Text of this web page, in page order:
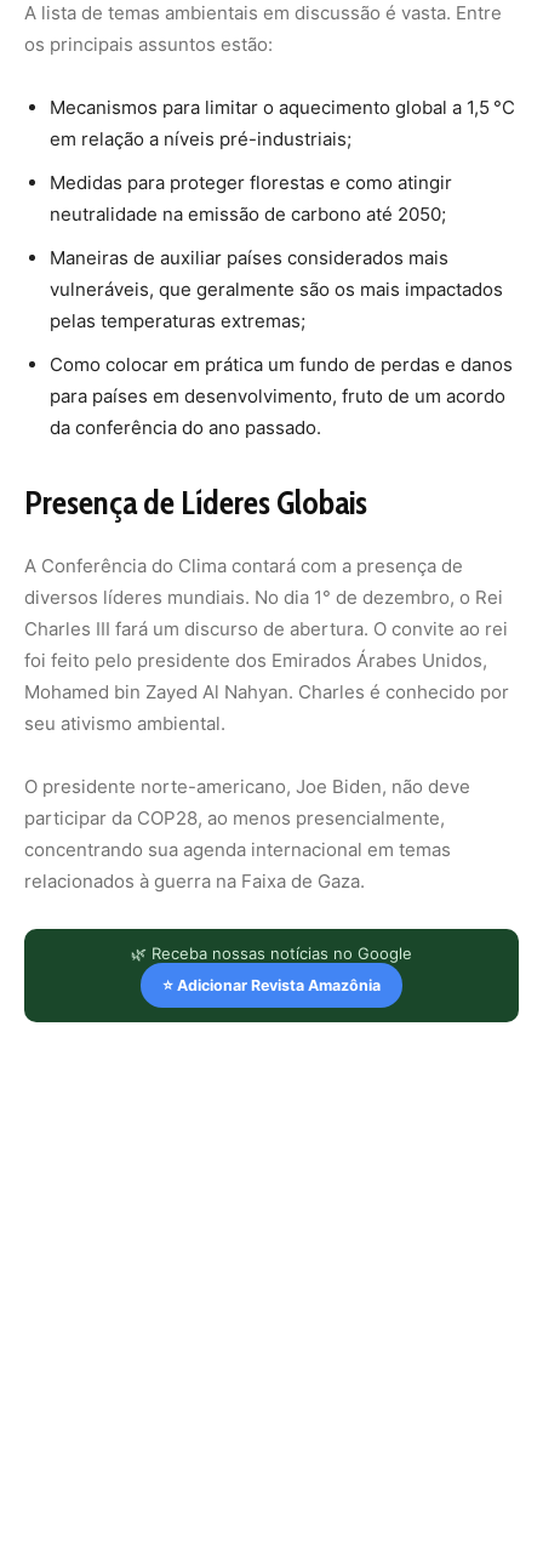
A lista de temas ambientais em discussão é vasta. Entre
os principais assuntos estão:
Mecanismos para limitar o aquecimento global a 1,5 °C
em relação a níveis pré-industriais;
Medidas para proteger florestas e como atingir
neutralidade na emissão de carbono até 2050;
Maneiras de auxiliar países considerados mais
vulneráveis, que geralmente são os mais impactados
pelas temperaturas extremas;
Como colocar em prática um fundo de perdas e danos
para países em desenvolvimento, fruto de um acordo
da conferência do ano passado.
Presença de Líderes Globais
A Conferência do Clima contará com a presença de
diversos líderes mundiais. No dia 1° de dezembro, o Rei
Charles III fará um discurso de abertura. O convite ao rei
foi feito pelo presidente dos Emirados Árabes Unidos,
Mohamed bin Zayed Al Nahyan. Charles é conhecido por
seu ativismo ambiental.
O presidente norte-americano, Joe Biden, não deve
participar da COP28, ao menos presencialmente,
concentrando sua agenda internacional em temas
relacionados à guerra na Faixa de Gaza.
🌿 Receba nossas notícias no Google
⭐ Adicionar Revista Amazônia